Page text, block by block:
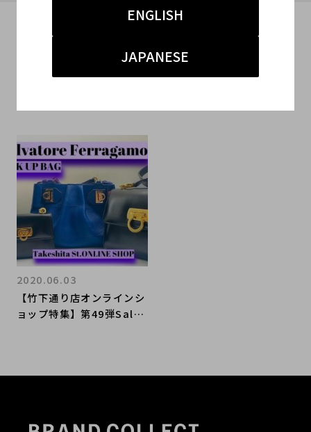
ENGLISH
JAPANESE
【竹下通り店オンラインシ
ョップ特集】第49弾Salva
2020.06.03